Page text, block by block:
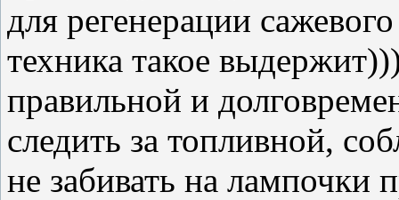
для регенерации
техника такое
правильной и
следить за топливной,
не забивать на лампочки